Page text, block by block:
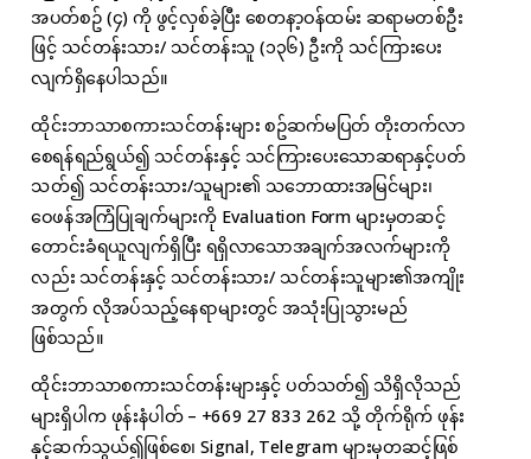
အပတ်စဥ် (၄) ကို ဖွင့်လှစ်ခဲ့ပြီး စေတနာ့ဝန်ထမ်း ဆရာမတစ်ဦး
ဖြင့် သင်တန်းသား/ သင်တန်းသူ (၁၃၆) ဦးကို သင်ကြားပေး
လျက်ရှိနေပါသည်။
ထိုင်းဘာသာစကားသင်တန်းများ စဥ်ဆက်မပြတ် တိုးတက်လာ
စေရန်ရည်ရွယ်၍ သင်တန်းနှင့် သင်ကြားပေးသောဆရာနှင့်ပတ်
သတ်၍ သင်တန်းသား/သူများ၏ သဘောထားအမြင်များ၊
ဝေဖန်အကြံပြုချက်များကို Evaluation Form များမှတဆင့်
တောင်းခံရယူလျက်ရှိပြီး ရရှိလာသောအချက်အလက်များကို
လည်း သင်တန်းနှင့် သင်တန်းသား/ သင်တန်းသူများ၏အကျိုး
အတွက် လိုအပ်သည့်နေရာများတွင် အသုံးပြုသွားမည်
ဖြစ်သည်။
ထိုင်းဘာသာစကားသင်တန်းများနှင့် ပတ်သတ်၍ သိရှိလိုသည်
များရှိပါက ဖုန်းနံပါတ် – +669 27 833 262 သို့ တိုက်ရိုက် ဖုန်း
နှင့်ဆက်သွယ်၍ဖြစ်စေ၊ Signal, Telegram များမှတဆင့်ဖြစ်